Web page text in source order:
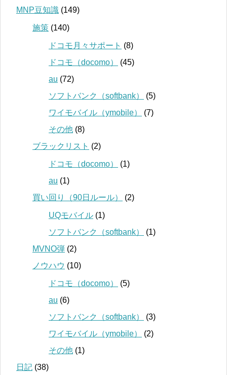
MNP豆知識 (149)
施策 (140)
ドコモ月々サポート (8)
ドコモ（docomo）
(45)
au (72)
ソフトバンク（softbank）
(5)
ワイモバイル（ymobile）
(7)
その他 (8)
ブラックリスト (2)
ドコモ（docomo）
(1)
au (1)
買い回り（90日ルール）
(2)
UQモバイル (1)
ソフトバンク（softbank）
(1)
MVNO弾 (2)
ノウハウ (10)
ドコモ（docomo）
(5)
au (6)
ソフトバンク（softbank）
(3)
ワイモバイル（ymobile）
(2)
その他 (1)
日記 (38)